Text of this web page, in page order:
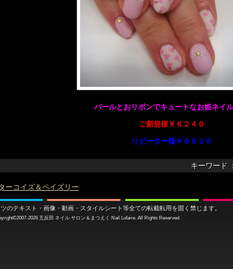
パールとおリボンでキュートなお姫ネイル
ご新規様￥６２４０
リピーター様￥６６３０
キーワード
ーコイズ＆ペイズリー
のテキスト・画像・動画・スタイルシート等全ての転載転用を固く禁じます。
2026五反田 ネイル サロン＆まつえく Nail Lufaire. All Rights Reserved.